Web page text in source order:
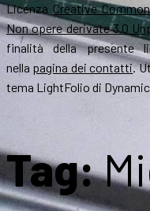
Licenza Creative
Non opere derivate 3.0
finalità della presente
nella pagina dei contatti.
tema LightFolio di
Tag: